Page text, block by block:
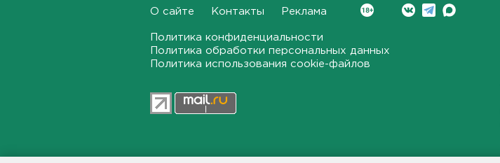
В Петербурге задержали
тайного оружейного мастера
– в квартире силовики нашли
О сайте Контакты Реклама
Политика конфиденциальности
Политика обработки персональных данных
Политика использования cookie-файлов